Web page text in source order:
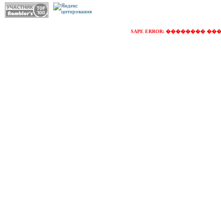
SAPE ERROR: ��������